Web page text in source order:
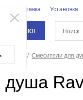
Доставка Установка
Каталог
Смесители для